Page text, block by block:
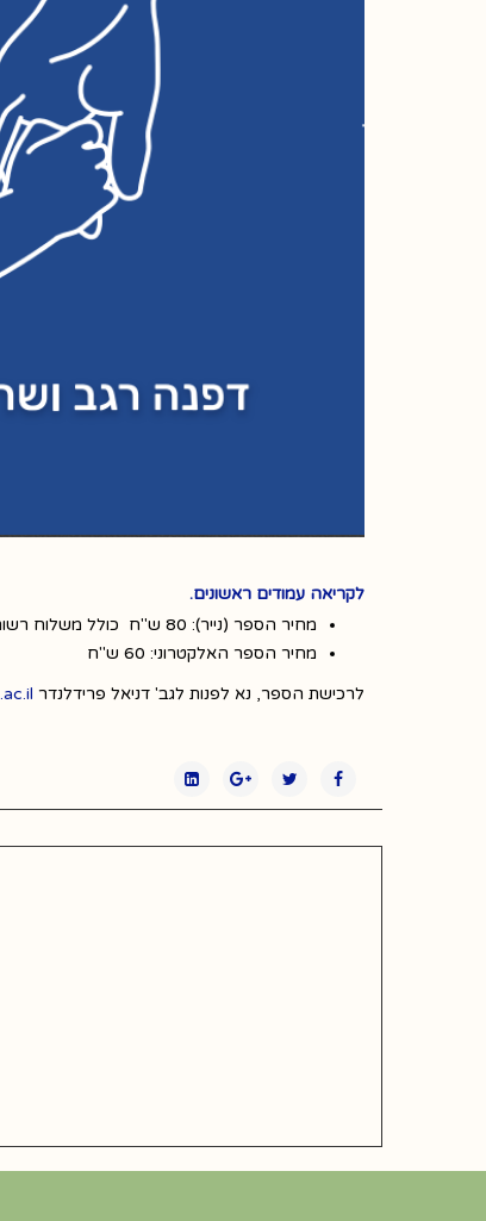
לקריאה עמודים ראשונים.
מחיר הספר (נייר): 80 ש"ח כולל משלוח רשום
מחיר הספר האלקטרוני: 60 ש"ח
לרכישת הספר, נא לפנות לגב' דניאל פרידלנדר